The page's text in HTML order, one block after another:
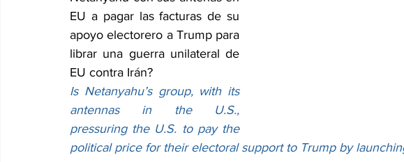
EU a pagar las facturas de su
apoyo electorero a Trump para
librar una guerra unilateral de
EU contra Irán?
Is Netanyahu’s group, with its
antennas in the U.S.,
pressuring the U.S. to pay the
political price for their electoral support to Trump by